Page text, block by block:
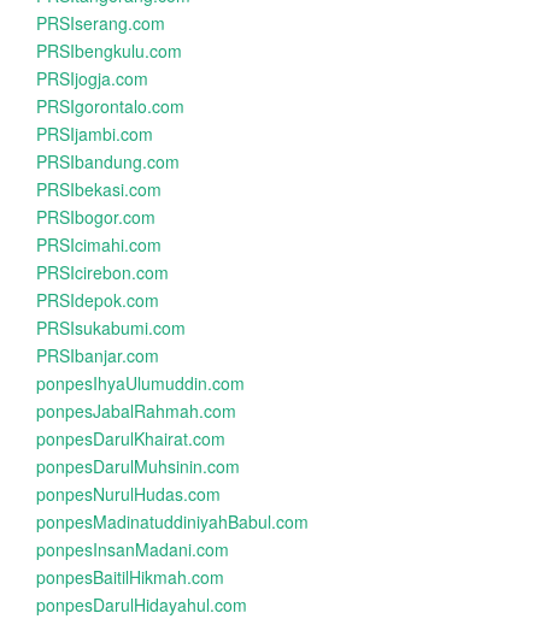
PRSIserang.com
PRSIbengkulu.com
PRSIjogja.com
PRSIgorontalo.com
PRSIjambi.com
PRSIbandung.com
PRSIbekasi.com
PRSIbogor.com
PRSIcimahi.com
PRSIcirebon.com
PRSIdepok.com
PRSIsukabumi.com
PRSIbanjar.com
ponpesIhyaUlumuddin.com
ponpesJabalRahmah.com
ponpesDarulKhairat.com
ponpesDarulMuhsinin.com
ponpesNurulHudas.com
ponpesMadinatuddiniyahBabul.com
ponpesInsanMadani.com
ponpesBaitilHikmah.com
ponpesDarulHidayahul.com